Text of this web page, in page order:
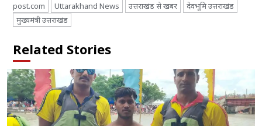
post.com
Uttarakhand News उत्तराखंड से खबर
देवभूमि उत्तराखंड
मुख्यमंत्री उत्तराखंड
Related Stories